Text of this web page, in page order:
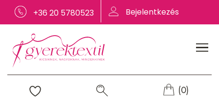
+36 20 5780523 Bejelentkezés
(0)